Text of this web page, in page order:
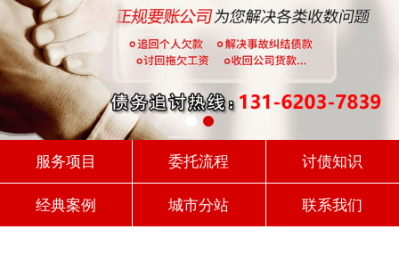
服务项目 委托流程 讨债知识
经典案例 城市分站 联系我们